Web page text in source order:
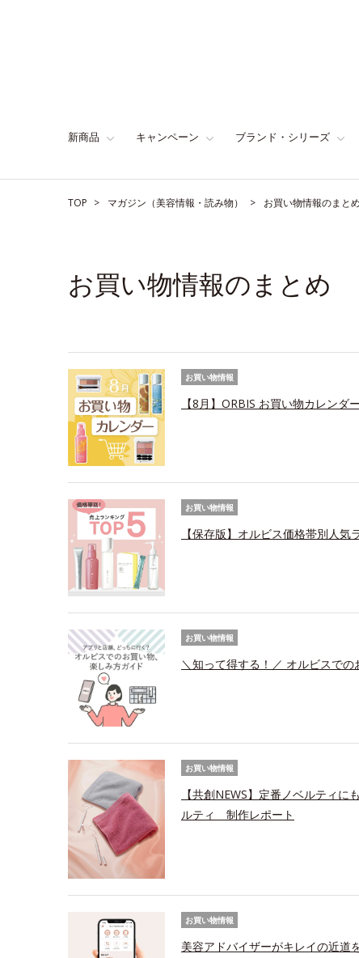
新商品 キャンペーン ブランド・シリーズ
TOP マガジン（美容情報・読み物） お買い物情報のまとめ
お買い物情報のまとめ
お買い物情報
【8月】ORBIS お買い物カレンダー
お買い物情報
【保存版】オルビス価格帯別人
お買い物情報
＼知って得する！／ オルビスで
お買い物情報
【共創NEWS】定番ノベルティ
ルティ 制作レポート
お買い物情報
美容アドバイザーがキレイの近道